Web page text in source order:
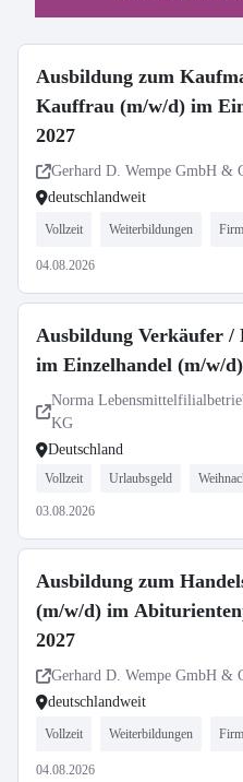
Ausbildung zum
Kauffrau (m/w/d) im
2027
Gerhard D. Wempe GmbH &
deutschlandweit
Vollzeit Weiterbildungen
04.08.2026
Ausbildung Verkäufer /
im Einzelhandel (m/w/d)
Norma
KG
Deutschland
Vollzeit Urlaubsgeld
03.08.2026
Ausbildung zum
(m/w/d) im
2027
Gerhard D. Wempe GmbH &
deutschlandweit
Vollzeit Weiterbildungen
04.08.2026